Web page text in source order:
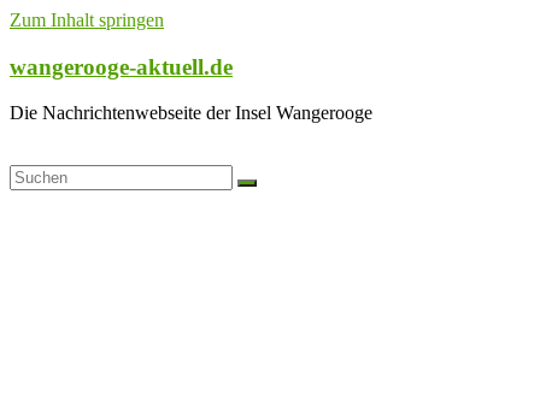
Zum Inhalt springen
wangerooge-aktuell.de
Die Nachrichtenwebseite der Insel Wangerooge